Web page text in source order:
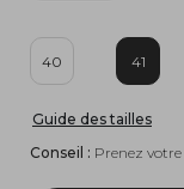
40 41
Guide des tailles
Conseil : Prenez